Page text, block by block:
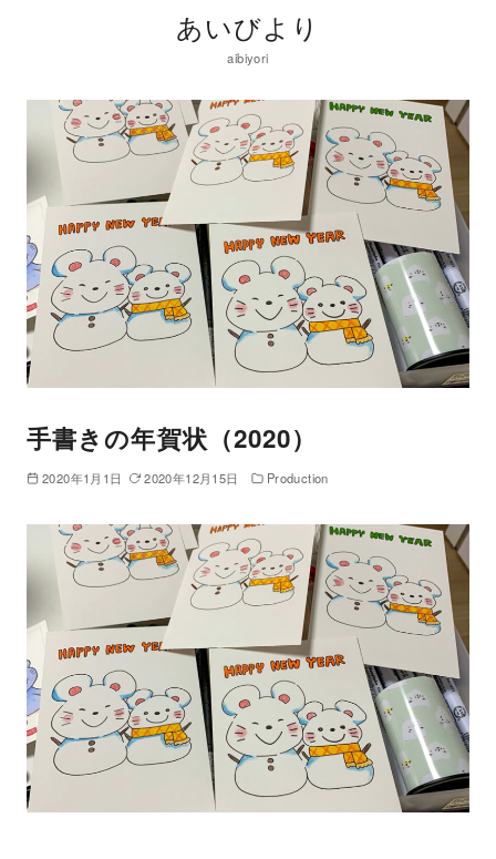
あいびより
aibiyori
手書きの年賀状（2020）
2020年1月1日 2020年12月15日 Production